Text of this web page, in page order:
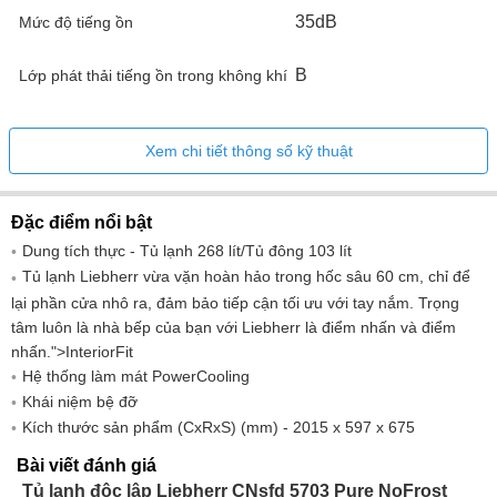
Mức độ tiếng ồn 35dB ​
Lớp phát thải tiếng ồn trong không khí B
Giá trị kết nối 1,4 Một 183 W
Tính thường xuyên
Kiểm soát và chức năng
Lái Giao diện người dùng cơ bản
Số vùng nhiệt độ 2
Số lượng mạch làm lạnh
Xem chi tiết thông số kỹ thuật
Đặc điểm nổi bật
Dung tích thực - Tủ lạnh 268 lít/Tủ đông 103 lít
Tủ lạnh Liebherr vừa vặn hoàn hảo trong hốc sâu 60 cm, chỉ để
lại phần cửa nhô ra, đảm bảo tiếp cận tối ưu với tay nắm. Trọng
tâm luôn là nhà bếp của bạn với Liebherr là điểm nhấn và điểm
nhấn.">InteriorFit
Hệ thống làm mát PowerCooling
Khái niệm bệ đỡ
Kích thước sản phẩm (CxRxS) (mm) - 2015 x 597 x 675
Bài viết đánh giá
Tủ lạnh độc lập Liebherr CNsfd 5703 Pure NoFrost